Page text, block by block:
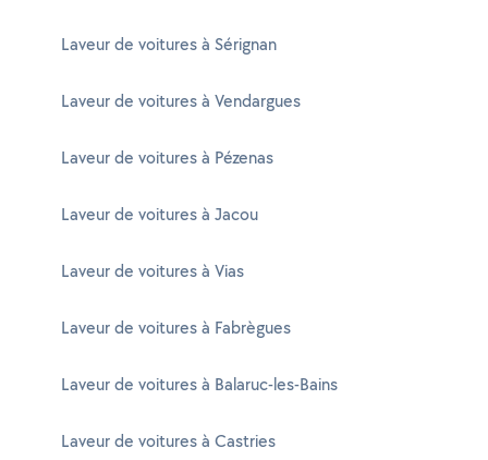
Laveur de voitures à Sérignan
Laveur de voitures à Vendargues
Laveur de voitures à Pézenas
Laveur de voitures à Jacou
Laveur de voitures à Vias
Laveur de voitures à Fabrègues
Laveur de voitures à Balaruc-les-Bains
Laveur de voitures à Castries